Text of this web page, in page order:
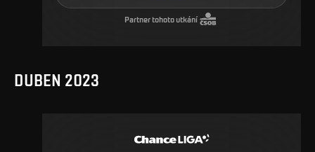
Partner tohoto utkání
DUBEN 2023